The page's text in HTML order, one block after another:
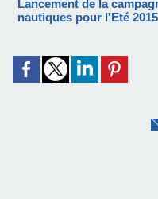
Lancement de la
nautiques pour l'Eté 2015